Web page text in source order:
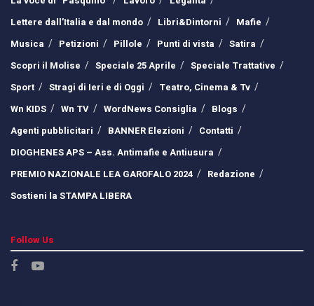
Lettere dall’Italia e dal mondo
Libri&Dintorni
Mafie
Musica
Petizioni Pillole Punti di vista
Satira
Scopri il Molise
Speciale 25 Aprile
Speciale Trattative
Sport
Stragi di Ieri e di Oggi
Teatro, Cinema & Tv
Wn KIDS
Wn TV WordNews Consiglia
Blogs
Agenti pubblicitari
BANNER Elezioni
Contatti
DIOGHENES APS – Ass. Antimafie e Antiusura
PREMIO NAZIONALE LEA GAROFALO 2024
Redazione
Sostieni la STAMPA LIBERA
Follow Us